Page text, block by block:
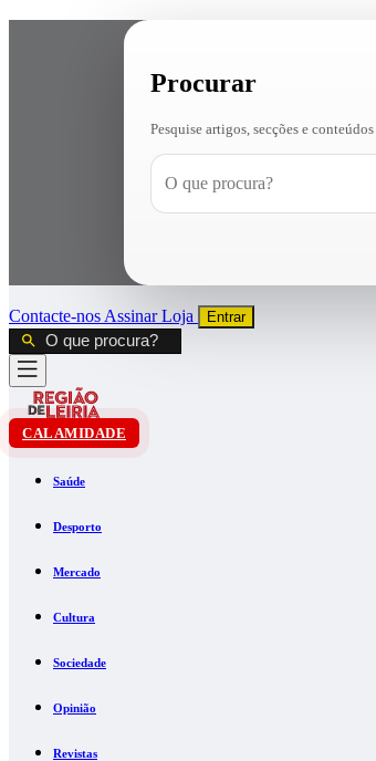
Procurar
Pesquise artigos, secções e conteúdos
Contacte-nos AssinarLoja Entrar
CALAMIDADE
Saúde
Desporto
Mercado
Cultura
Sociedade
Opinião
Revistas